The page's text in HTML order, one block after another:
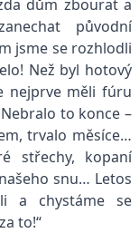
dům zbourat a
původní
jsme se rozhlodli
Než byl hotový
nejprve měli fúru
to konce –
trvalo měsíce…
střechy, kopaní
snu… Letos
a chystáme se
to!“